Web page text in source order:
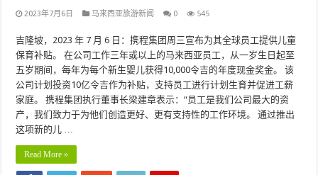
2023年7月6日 马来西亚旅游新闻 0 545
吉隆坡，2023 年 7 月 6 日：携程集团周三宣布为其全球员工提供儿童
保育补贴。 在公司工作三年或以上的马来西亚员工，从一岁生日起至
五岁期间，每年为每个新生婴儿获得10,000令吉的年度现金奖金。 该
公司计划投资10亿令吉作为补贴，支持员工进行计划生育并促进工薪
家庭。 携程集团执行董事长梁建章表示：“员工是我们公司最大的资
产，我们致力于为他们创造更好、更有支持性的工作环境。 通过推出
这项新的儿 …
Read More »